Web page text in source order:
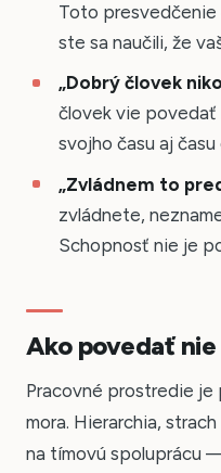
Toto
ste sa naučili, že
„Dobrý človek
človek vie povedať
svojho času aj času
„Zvládnem to
zvládnete,
Schopnosť nie je
Ako povedať
Pracovné prostredie
mora. Hierarchia,
na tímovú spoluprácu